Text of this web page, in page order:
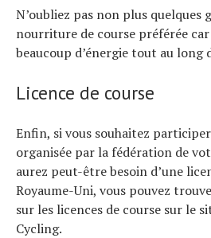
N’oubliez pas non plus quelques
nourriture de course préférée
beaucoup d’énergie tout au long
Licence de course
Enfin, si vous souhaitez
organisée par la fédération de
aurez peut-être besoin d’une
Royaume-Uni, vous pouvez
sur les licences de course sur le
Cycling.